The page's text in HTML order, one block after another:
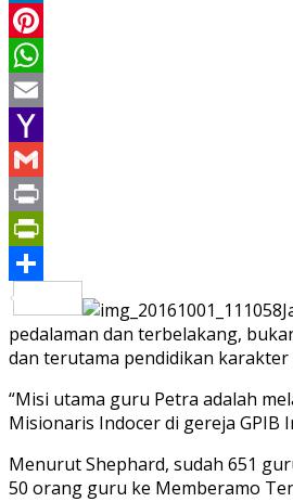
LinkedIn
Pinterest
WhatsApp
Email
Yahoo
Mail
Gmail
Print
PrintFriendly
Share
pedalaman dan terbelakang,
dan terutama pendidikan
“Misi utama guru Petra adalah
Misionaris Indocer di gereja GPIB
Menurut Shephard, sudah 651
50 orang guru ke Memberamo